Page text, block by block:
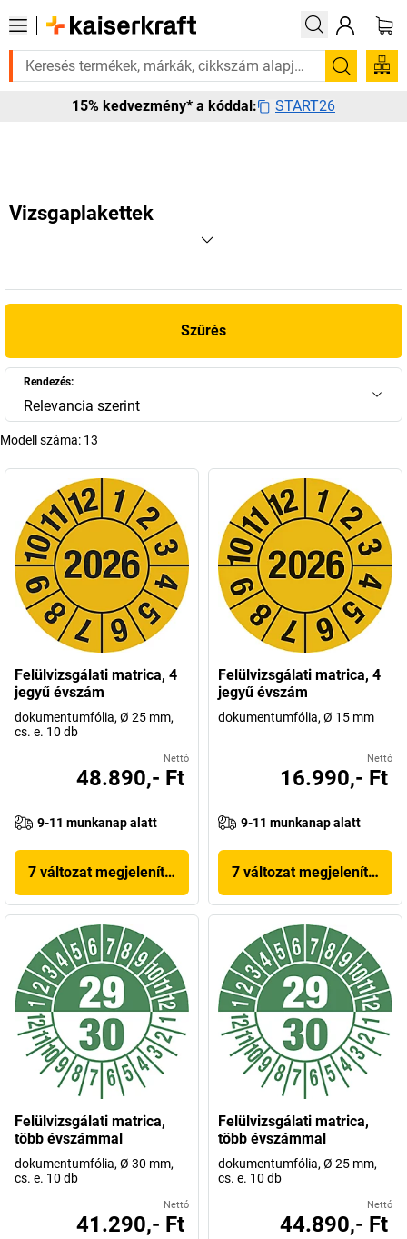
van rá? Válogatott bestseller termékeinket 3–4 munkanapon
Keresés
15% kedvezmény* a kóddal: START26
Vizsgaplakettek
Szűrés
Rendezés:
Relevancia szerint
Modell száma: 13
Felülvizsgálati matrica, 4
jegyű évszám
dokumentumfólia, Ø 25 mm,
cs. e. 10 db
Nettó
48.890,- Ft
9-11 munkanap alatt
7 változat megjelenítése
Felülvizsgálati matrica, 4
jegyű évszám
dokumentumfólia, Ø 15 mm
Nettó
16.990,- Ft
9-11 munkanap alatt
7 változat megjelenítése
Felülvizsgálati matrica,
több évszámmal
dokumentumfólia, Ø 30 mm,
cs. e. 10 db
Nettó
41.290,- Ft
Felülvizsgálati matrica,
több évszámmal
dokumentumfólia, Ø 25 mm,
cs. e. 10 db
Nettó
44.890,- Ft